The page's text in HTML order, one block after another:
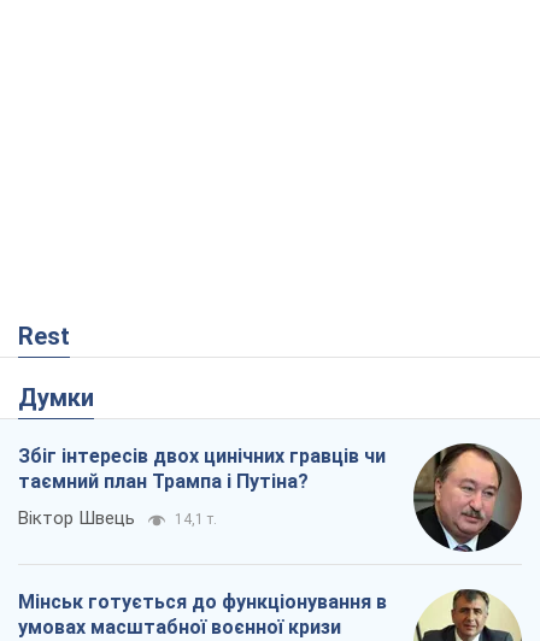
Rest
Думки
Збіг інтересів двох цинічних гравців чи
таємний план Трампа і Путіна?
Віктор Швець 14,1 т.
Мінськ готується до функціонування в
умовах масштабної воєнної кризи